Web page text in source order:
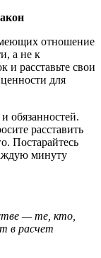
отношение
а не к
и расставьте свои
для
обязанностей.
расставить
Постарайтесь
минуту
— те, кто,
в расчет